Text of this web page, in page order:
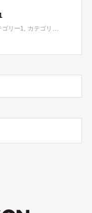
ゴリー1 カテゴリー2